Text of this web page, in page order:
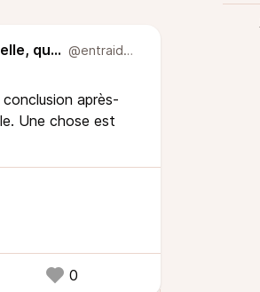
Entre accompagnement et entraide mutuelle, quel chemin pour le travail social ? @entraidemutuelle
après-
Une chose est
0